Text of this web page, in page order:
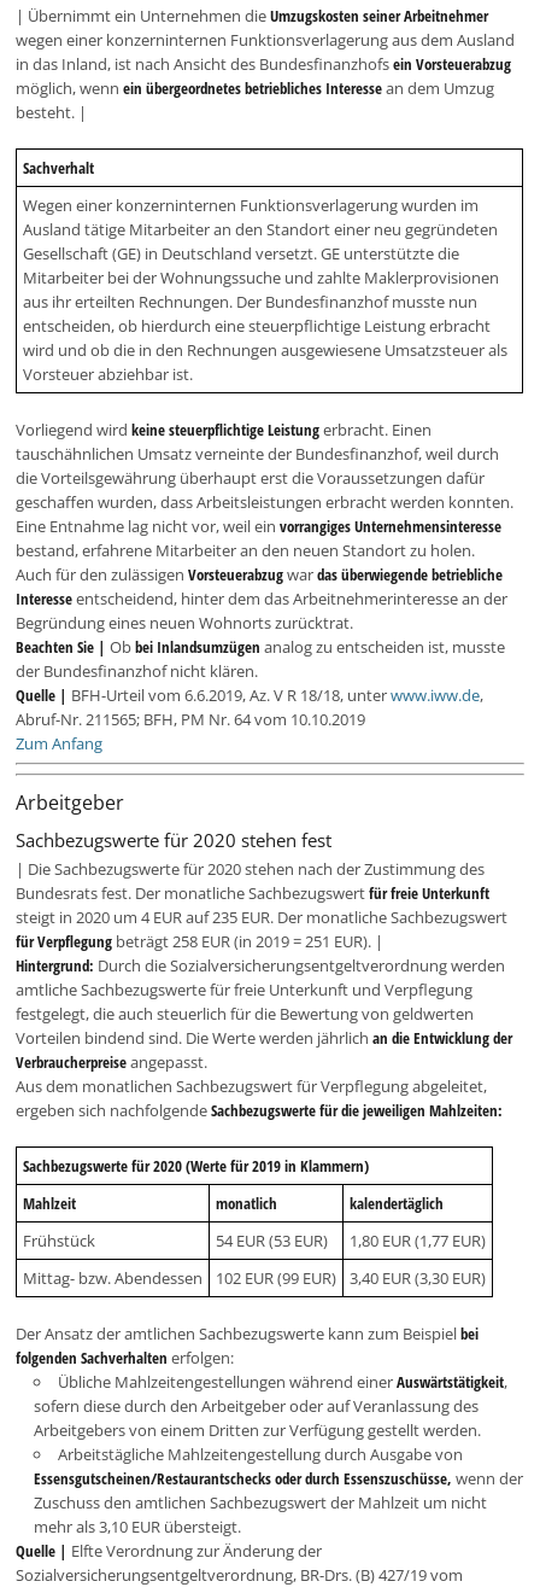
| Übernimmt ein Unternehmen dieUmzugskosten seiner Arbeitnehmer
wegen einer konzerninternen Funktionsverlagerung aus dem Ausland
in das Inland, ist nach Ansicht des Bundesfinanzhofsein Vorsteuerabzug
möglich, wennein übergeordnetes betriebliches Interessean dem Umzug
besteht. |
Sachverhalt
Wegen einer konzerninternen Funktionsverlagerung wurden im
Ausland tätige Mitarbeiter an den Standort einer neu gegründeten
Gesellschaft (GE) in Deutschland versetzt. GE unterstützte die
Mitarbeiter bei der Wohnungssuche und zahlte Maklerprovisionen
aus ihr erteilten Rechnungen. Der Bundesfinanzhof musste nun
entscheiden, ob hierdurch eine steuerpflichtige Leistung erbracht
wird und ob die in den Rechnungen ausgewiesene Umsatzsteuer als
Vorsteuer abziehbar ist.
Vorliegend wirdkeine steuerpflichtige Leistungerbracht. Einen
tauschähnlichen Umsatz verneinte der Bundesfinanzhof, weil durch
die Vorteilsgewährung überhaupt erst die Voraussetzungen dafür
geschaffen wurden, dass Arbeitsleistungen erbracht werden konnten.
Eine Entnahme lag nicht vor, weil einvorrangiges Unternehmensinteresse
bestand, erfahrene Mitarbeiter an den neuen Standort zu holen.
Auch für den zulässigenVorsteuerabzugwardas überwiegende betriebliche
Interesseentscheidend, hinter dem das Arbeitnehmerinteresse an der
Begründung eines neuen Wohnorts zurücktrat.
Beachten Sie | Obbei Inlandsumzügen analog zu entscheiden ist, musste
der Bundesfinanzhof nicht klären.
Quelle | BFH-Urteil vom 6.6.2019, Az. V R 18/18, unterwww.iww.de,
Abruf-Nr. 211565; BFH, PM Nr. 64 vom 10.10.2019
Zum Anfang
Arbeitgeber
Sachbezugswerte für 2020 stehen fest
| Die Sachbezugswerte für 2020 stehen nach der Zustimmung des
Bundesrats fest. Der monatliche Sachbezugswertfür freie Unterkunft
steigt in 2020 um 4 EUR auf 235 EUR. Der monatliche Sachbezugswert
für Verpflegung beträgt 258 EUR (in 2019 = 251 EUR). |
Hintergrund: Durch die Sozialversicherungsentgeltverordnung werden
amtliche Sachbezugswerte für freie Unterkunft und Verpflegung
festgelegt, die auch steuerlich für die Bewertung von geldwerten
Vorteilen bindend sind. Die Werte werden jährlichan die Entwicklung der
Verbraucherpreiseangepasst.
Aus dem monatlichen Sachbezugswert für Verpflegung abgeleitet,
ergeben sich nachfolgendeSachbezugswerte für die jeweiligen Mahlzeiten:
Sachbezugswerte für 2020 (Werte für 2019 in Klammern)
Mahlzeit
monatlich
kalendertäglich
Frühstück
54 EUR (53 EUR)
1,80 EUR (1,77 EUR)
Mittag- bzw. Abendessen
102 EUR (99 EUR) 3,40 EUR (3,30 EUR)
Der Ansatz der amtlichen Sachbezugswerte kann zum Beispielbei
folgenden Sachverhalten erfolgen:
Übliche Mahlzeitengestellungen während einerAuswärtstätigkeit,
sofern diese durch den Arbeitgeber oder auf Veranlassung des
Arbeitgebers von einem Dritten zur Verfügung gestellt werden.
Arbeitstägliche Mahlzeitengestellung durch Ausgabe von
Essensgutscheinen/Restaurantschecks oder durch Essenszuschüsse, wenn der
Zuschuss den amtlichen Sachbezugswert der Mahlzeit um nicht
mehr als 3,10 EUR übersteigt.
Quelle | Elfte Verordnung zur Änderung der
Sozialversicherungsentgeltverordnung, BR-Drs. (B) 427/19 vom